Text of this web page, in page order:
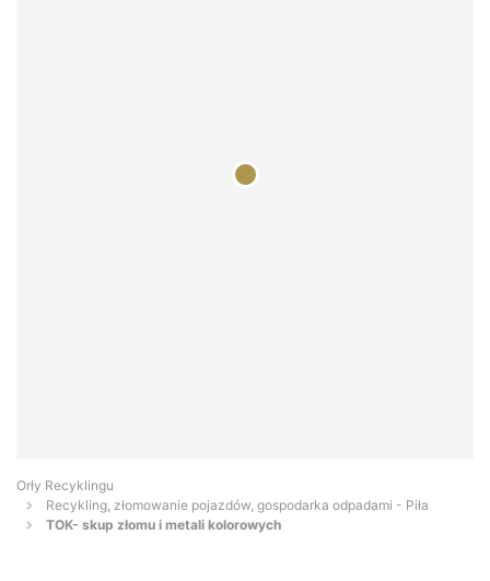
Orły Recyklingu
Recykling, złomowanie pojazdów, gospodarka odpadami - Piła
TOK- skup złomu i metali kolorowych